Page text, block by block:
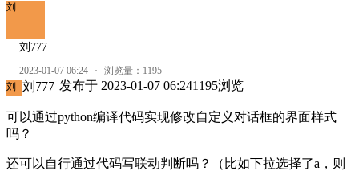
刘
刘777
2023-01-07 06:24 · 浏览量： 1195
刘
刘777 发布于 2023-01-07 06:241195浏览
可以通过python编译代码实现修改自定义对话框的界面样式
吗？
还可以自行通过代码写联动判断吗？（比如下拉选择了a，则